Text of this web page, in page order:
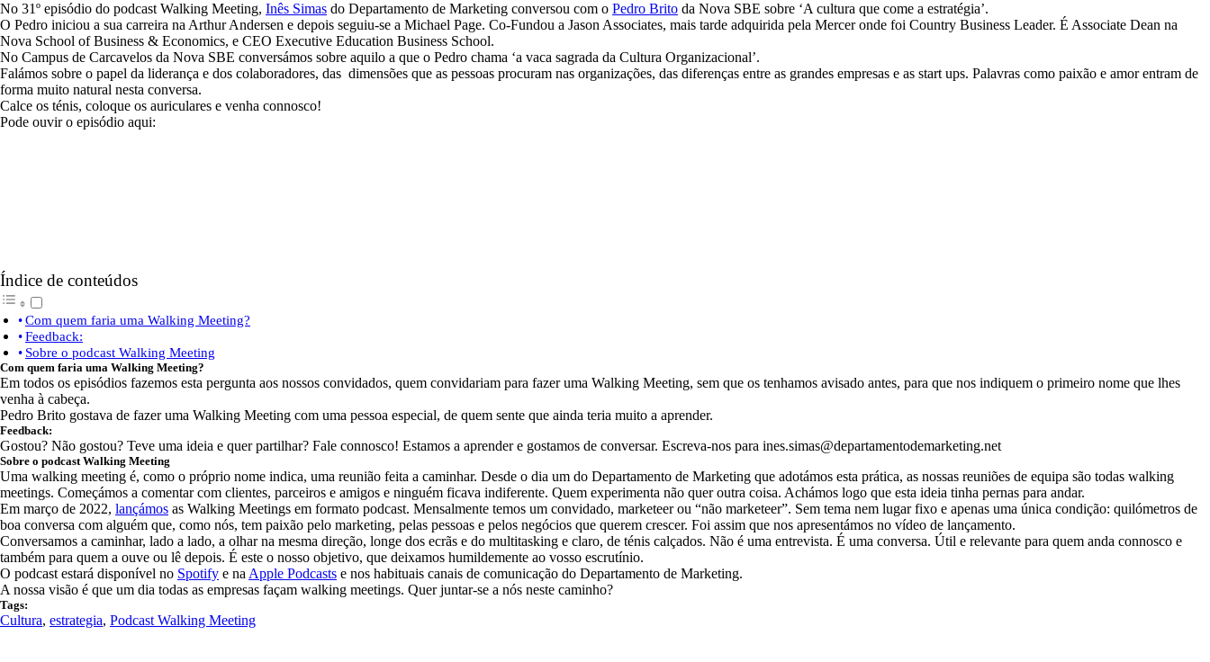
No 31º episódio do podcast Walking Meeting, Inês Simas do Departamento de Marketing conversou com o Pedro Brito da Nova SBE sobre ‘A cultura que come a estratégia’.
O Pedro iniciou a sua carreira na Arthur Andersen e depois seguiu-se a Michael Page. Co-Fundou a Jason Associates, mais tarde adquirida pela Mercer onde foi Country Business Leader. É Associate Dean na
Nova School of Business & Economics, e CEO Executive Education Business School.
No Campus de Carcavelos da Nova SBE conversámos sobre aquilo a que o Pedro chama ‘a vaca sagrada da Cultura Organizacional’.
Falámos sobre o papel da liderança e dos colaboradores, das dimensões que as pessoas procuram nas organizações, das diferenças entre as grandes empresas e as start ups. Palavras como paixão e amor entram de
forma muito natural nesta conversa.
Calce os ténis, coloque os auriculares e venha connosco!
Pode ouvir o episódio aqui:
Índice de conteúdos
Com quem faria uma Walking Meeting?
Feedback:
Sobre o podcast Walking Meeting
Com quem faria uma Walking Meeting?
Em todos os episódios fazemos esta pergunta aos nossos convidados, quem convidariam para fazer uma Walking Meeting, sem que os tenhamos avisado antes, para que nos indiquem o primeiro nome que lhes
venha à cabeça.
Pedro Brito gostava de fazer uma Walking Meeting com uma pessoa especial, de quem sente que ainda teria muito a aprender.
Feedback:
Gostou? Não gostou? Teve uma ideia e quer partilhar? Fale connosco! Estamos a aprender e gostamos de conversar. Escreva-nos para ines.simas@departamentodemarketing.net
Sobre o podcast Walking Meeting
Uma walking meeting é, como o próprio nome indica, uma reunião feita a caminhar. Desde o dia um do Departamento de Marketing que adotámos esta prática, as nossas reuniões de equipa são todas walking
meetings. Começámos a comentar com clientes, parceiros e amigos e ninguém ficava indiferente. Quem experimenta não quer outra coisa. Achámos logo que esta ideia tinha pernas para andar.
Em março de 2022, lançámos as Walking Meetings em formato podcast. Mensalmente temos um convidado, marketeer ou “não marketeer”. Sem tema nem lugar fixo e apenas uma única condição: quilómetros de
boa conversa com alguém que, como nós, tem paixão pelo marketing, pelas pessoas e pelos negócios que querem crescer. Foi assim que nos apresentámos no vídeo de lançamento.
Conversamos a caminhar, lado a lado, a olhar na mesma direção, longe dos ecrãs e do multitasking e claro, de ténis calçados. Não é uma entrevista. É uma conversa. Útil e relevante para quem anda connosco e
também para quem a ouve ou lê depois. É este o nosso objetivo, que deixamos humildemente ao vosso escrutínio.
O podcast estará disponível no Spotify e na Apple Podcasts e nos habituais canais de comunicação do Departamento de Marketing.
A nossa visão é que um dia todas as empresas façam walking meetings. Quer juntar-se a nós neste caminho?
Tags:
Cultura, estrategia, Podcast Walking Meeting